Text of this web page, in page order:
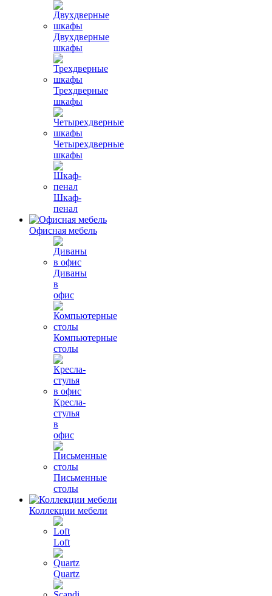
Двухдверные
шкафы
Трехдверные
шкафы
Четырехдверные
шкафы
Шкаф-
пенал
Офисная мебель
Диваны
в
офис
Компьютерные
столы
Кресла-
стулья
в
офис
Письменные
столы
Коллекции мебели
Loft
Quartz